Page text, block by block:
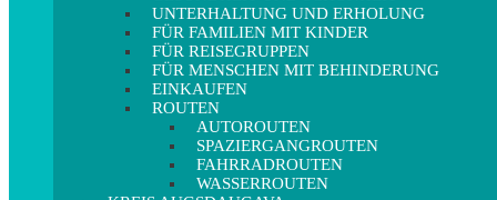
UNTERHALTUNG UND ERHOLUNG
FÜR FAMILIEN MIT KINDER
FÜR REISEGRUPPEN
FÜR MENSCHEN MIT BEHINDERUNG
EINKAUFEN
ROUTEN
AUTOROUTEN
SPAZIERGANGROUTEN
FAHRRADROUTEN
WASSERROUTEN